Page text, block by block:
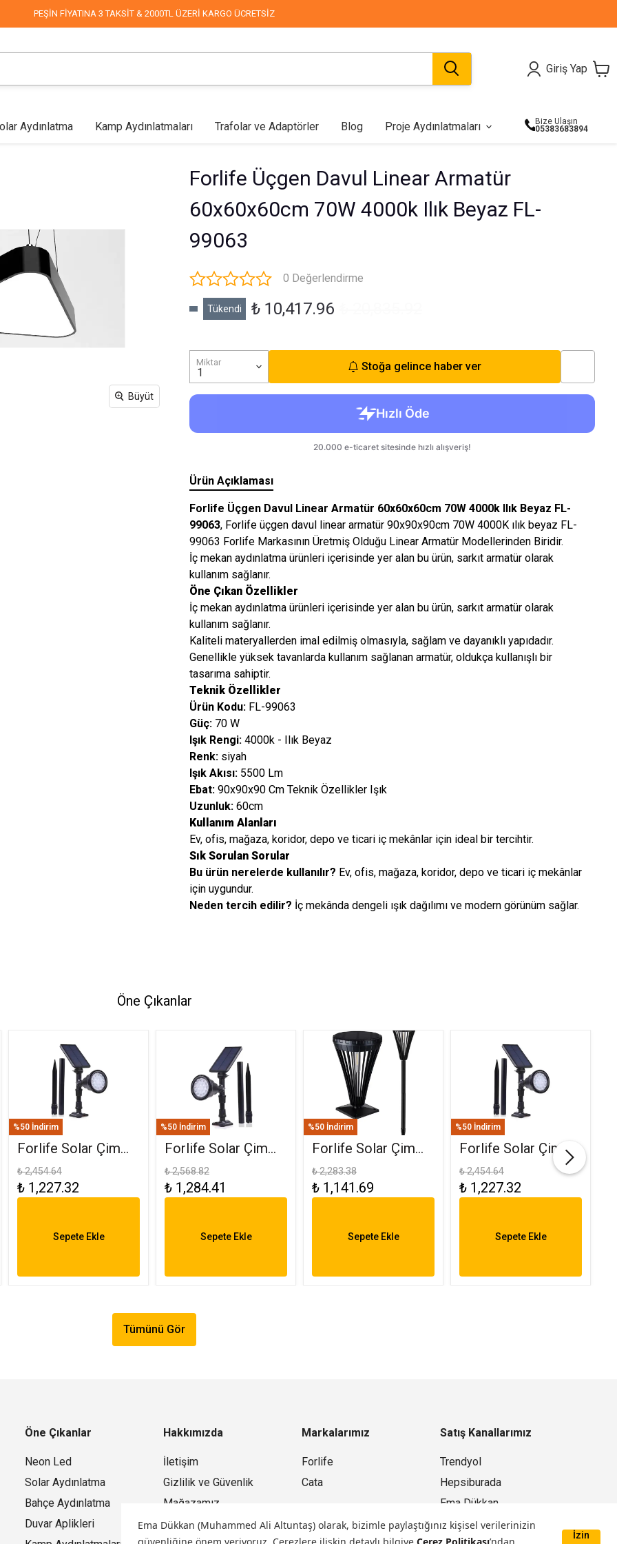
PEŞİN FİYATINA 3 TAKSİT & 2000TL ÜZERİ KARGO ÜCRETSİZ
Giriş Yap
Fabrika Aydınlatma
Sokak Aydınlatma
Dekoratif Süsleme
Armatürleri
Aydınlatma Kamp Aydınlatmaları Trafolar ve Adaptörler Blog Proje Aydınlatmaları
Mimari & Özel Projeler
Bize Ulaşın
05383683894
Ema Dükkan (Muhammed Ali Altuntaş) olarak, bizimle paylaştığınız kişisel verilerinizin
İzin
Büyüt
Forlife Üçgen Davul Linear Armatür
60x60x60cm 70W 4000k Ilık Beyaz FL-
99063
0 Değerlendirme
Tükendi ₺ 10,417.96
Miktar Stoğa gelince haber ver
Ürün Açıklaması
Forlife Üçgen Davul Linear Armatür 60x60x60cm 70W 4000k Ilık Beyaz FL-
99063, Forlife üçgen davul linear armatür 90x90x90cm 70W 4000K ılık beyaz FL-
99063 Forlife Markasının Üretmiş Olduğu Linear Armatür Modellerinden Biridir.
İç mekan aydınlatma ürünleri içerisinde yer alan bu ürün, sarkıt armatür olarak
kullanım sağlanır.
Öne Çıkan Özellikler
İç mekan aydınlatma ürünleri içerisinde yer alan bu ürün, sarkıt armatür olarak
kullanım sağlanır.
Kaliteli materyallerden imal edilmiş olmasıyla, sağlam ve dayanıklı yapıdadır.
Genellikle yüksek tavanlarda kullanım sağlanan armatür, oldukça kullanışlı bir
tasarıma sahiptir.
Teknik Özellikler
Ürün Kodu: FL-99063
Güç: 70 W
Işık Rengi: 4000k - Ilık Beyaz
Renk: siyah
Işık Akısı: 5500 Lm
Ebat: 90x90x90 Cm Teknik Özellikler Işık
Uzunluk: 60cm
Kullanım Alanları
Ev, ofis, mağaza, koridor, depo ve ticari iç mekânlar için ideal bir tercihtir.
Sık Sorulan Sorular
Bu ürün nerelerde kullanılır? Ev, ofis, mağaza, koridor, depo ve ticari iç mekânlar
için uygundur.
Neden tercih edilir? İç mekânda dengeli ışık dağılımı ve modern görünüm sağlar.
Öne Çıkanlar
%50 İndirim
Forlife Solar Çim
Saplama 30W
Amber FL-3121
₺ 2,454.64
₺ 1,227.32
Sepete Ekle
%50 İndirim
Forlife Solar Çim
Armatürü 30W RGB
FL-3121 R
₺ 2,568.82
₺ 1,284.41
Sepete Ekle
%50 İndirim
Forlife Solar Çim
Ve Set Üstü
Armatür 15W FL-
₺ 2,283.38
₺ 1,141.69
Sepete Ekle
%50 İndirim
Forlife Solar Çim
Saplama 30W Yeşil
FL-3121
₺ 2,454.64
₺ 1,227.32
Sepete Ekle
Tümünü Gör
Öne Çıkanlar
Neon Led
Solar Aydınlatma
Bahçe Aydınlatma
Duvar Aplikleri
Hakkımızda
İletişim
Gizlilik ve Güvenlik
Mağazamız
Markalarımız
Forlife
Cata
Satış Kanallarımız
Trendyol
Hepsiburada
Ema Dükkan
Mağazamız